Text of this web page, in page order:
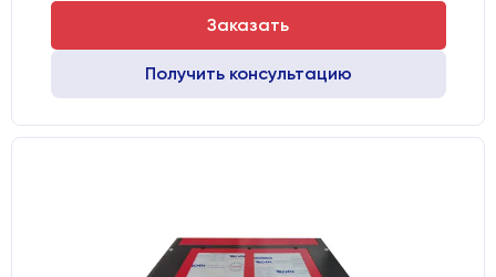
Заказать
Получить консультацию